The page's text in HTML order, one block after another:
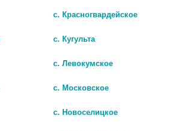
КАП.НАЗАЛЬНЫЕ 25 МЛ
с. Красногвардейское
с. Кугульта
с. Левокумское
с. Московское
с. Новоселицкое